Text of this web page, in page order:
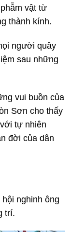
vật từ
thành kính.
người quây
sau những
vui buồn của
Sơn cho thấy
tự nhiên
đời của dân
nghinh ông
trí.